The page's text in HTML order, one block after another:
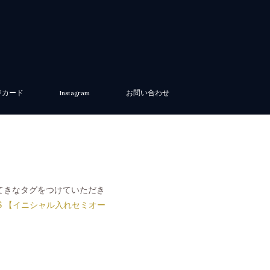
ード Instagram お問い合わせ
なタグをつけていただき
【イニシャル入れセミオー